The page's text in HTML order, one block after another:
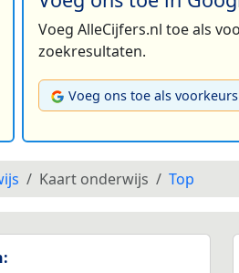
Voeg AlleCijfers.nl toe als
zoekresultaten.
Voeg ons toe als
Kaart onderwijs Top